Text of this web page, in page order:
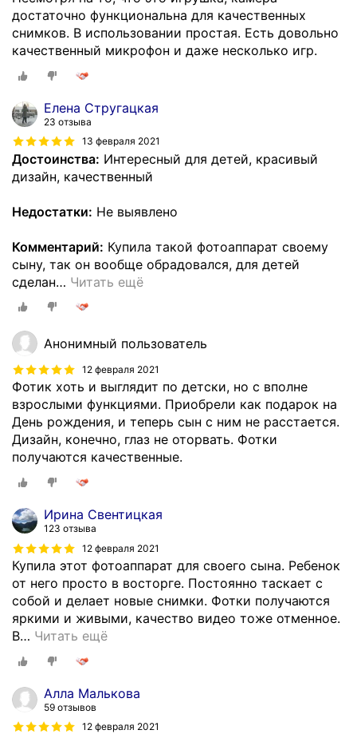
достаточно функциональна для качественных
снимков. В использовании простая. Есть довольно
качественный микрофон и даже несколько игр.
Елена Стругацкая
23 отзыва
13 февраля 2021
Достоинства: Интересный для детей, красивый
дизайн, качественный
Недостатки: Не выявлено
Комментарий: Купила такой фотоаппарат своему
сыну, так он вообще обрадовался, для детей
сделан… Читать ещё
Анонимный пользователь
12 февраля 2021
Фотик хоть и выглядит по детски, но с вполне
взрослыми функциями. Приобрели как подарок на
День рождения, и теперь сын с ним не расстается.
Дизайн, конечно, глаз не оторвать. Фотки
получаются качественные.
Ирина Свентицкая
123 отзыва
12 февраля 2021
Купила этот фотоаппарат для своего сына. Ребенок
от него просто в восторге. Постоянно таскает с
собой и делает новые снимки. Фотки получаются
яркими и живыми, качество видео тоже отменное.
В… Читать ещё
Алла Малькова
59 отзывов
12 февраля 2021